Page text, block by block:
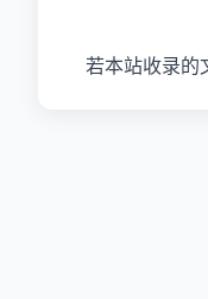
若本站收录的